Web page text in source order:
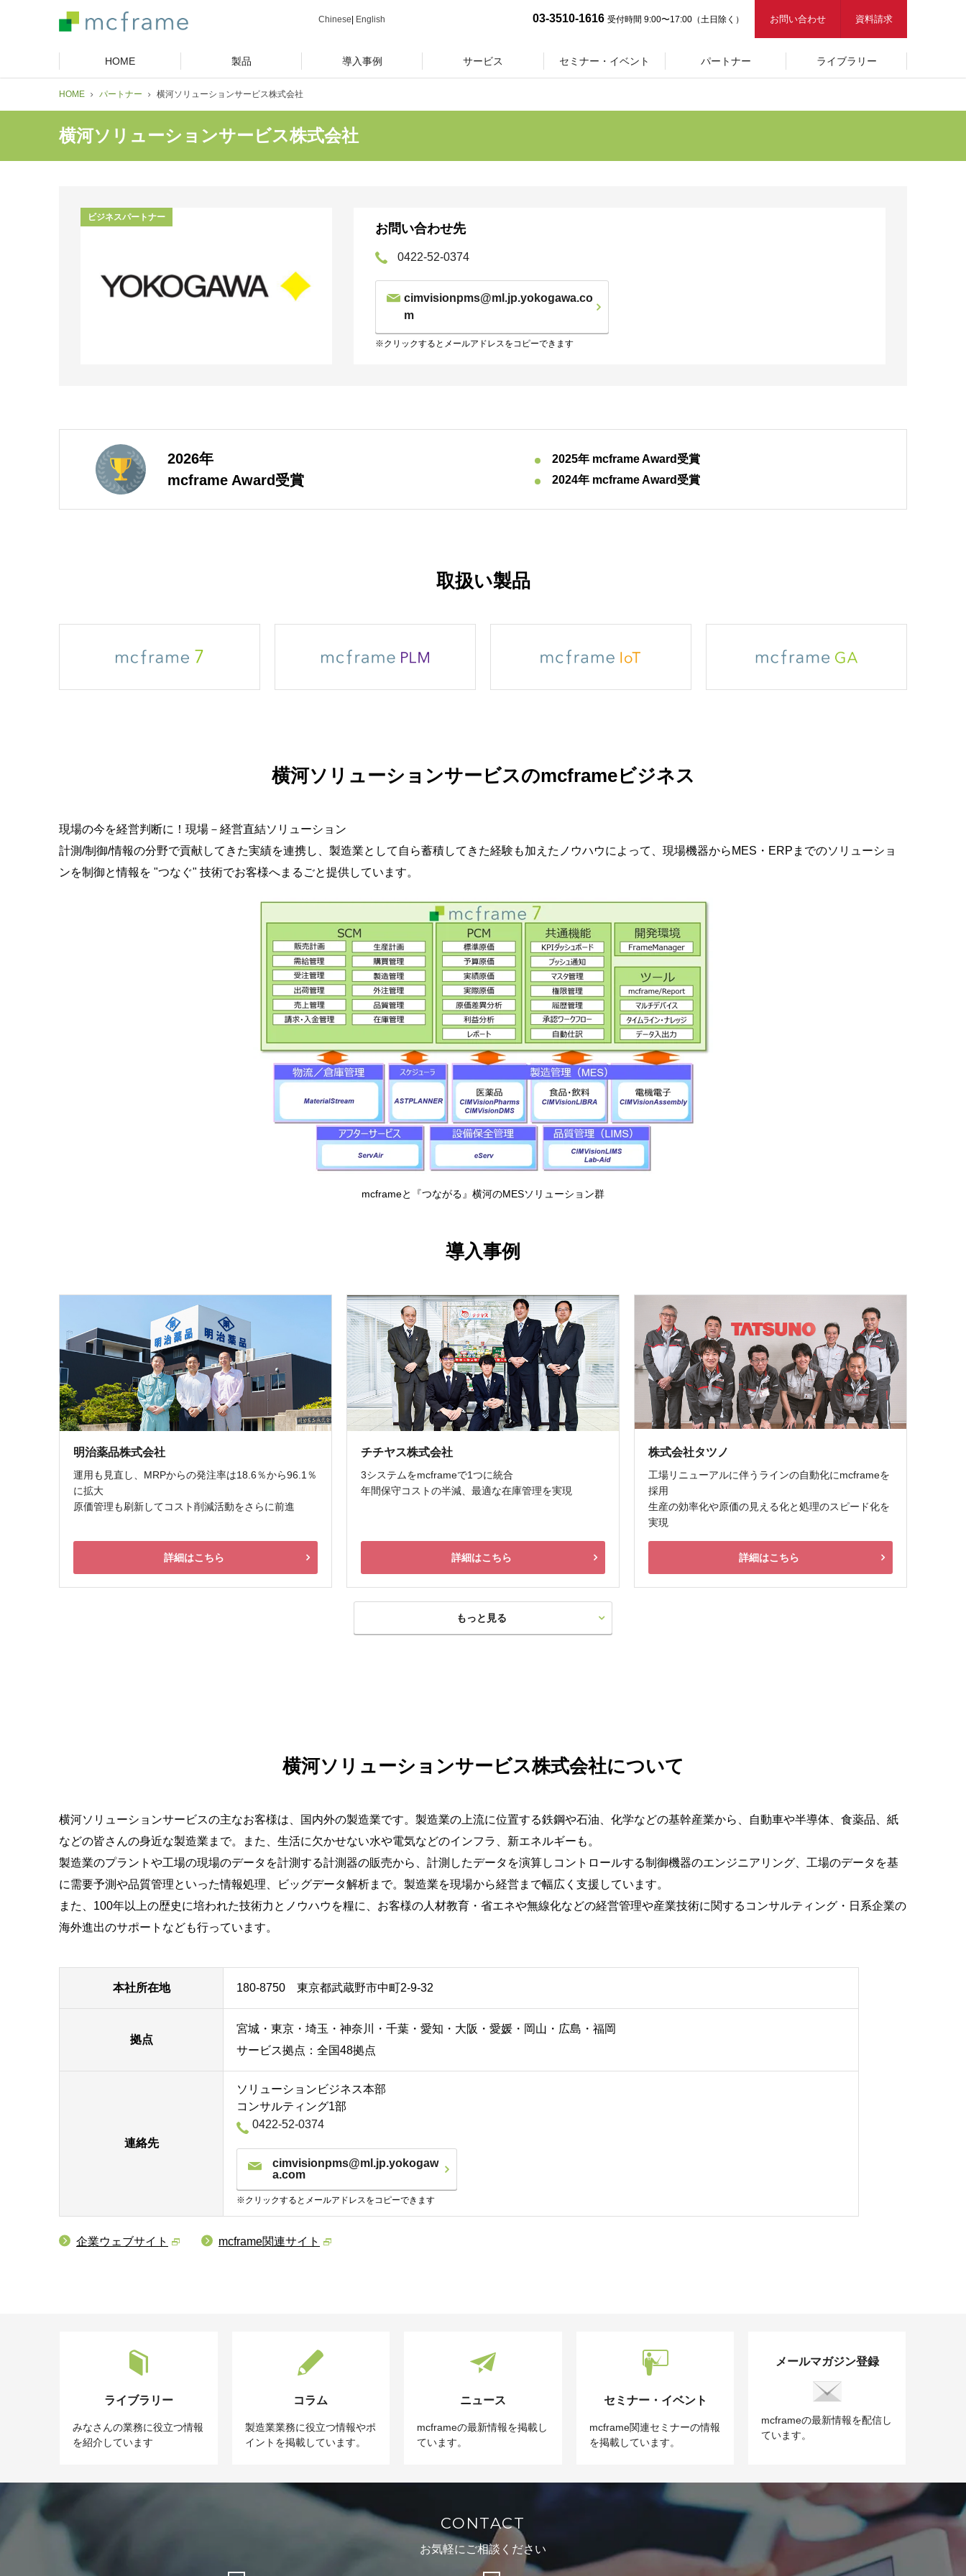
Chinese English 03-3510-1616 受付時間 9:00〜17:00（土日除く） お問い合わせ 資料請求
HOME 製品 導入事例 サービス セミナー・イベント パートナー ライブラリー
HOME パートナー 横河ソリューションサービス株式会社
横河ソリューションサービス株式会社
ビジネスパートナー
お問い合わせ先
0422-52-0374
cimvisionpms@ml.jp.yokogawa.co
m
※クリックするとメールアドレスをコピーできます
2026年
mcframe Award受賞
2025年 mcframe Award受賞
2024年 mcframe Award受賞
取扱い製品
横河ソリューションサービスのmcframeビジネス
現場の今を経営判断に！現場－経営直結ソリューション
計測/制御/情報の分野で貢献してきた実績を連携し、製造業として自ら蓄積してきた経験も加えたノウハウによって、現場機器からMES・ERPまでのソリューショ
ンを制御と情報を "つなぐ" 技術でお客様へまるごと提供しています。
mcframeと『つながる』横河のMESソリューション群
導入事例
明治薬品株式会社
運用も見直し、MRPからの発注率は18.6％から96.1％
に拡大
原価管理も刷新してコスト削減活動をさらに前進
詳細はこちら
チチヤス株式会社
3システムをmcframeで1つに統合
年間保守コストの半減、最適な在庫管理を実現
詳細はこちら
株式会社タツノ
工場リニューアルに伴うラインの自動化にmcframeを
採用
生産の効率化や原価の見える化と処理のスピード化を
実現
詳細はこちら
もっと見る
横河ソリューションサービス株式会社について
横河ソリューションサービスの主なお客様は、国内外の製造業です。製造業の上流に位置する鉄鋼や石油、化学などの基幹産業から、自動車や半導体、食薬品、紙
などの皆さんの身近な製造業まで。また、生活に欠かせない水や電気などのインフラ、新エネルギーも。
製造業のプラントや工場の現場のデータを計測する計測器の販売から、計測したデータを演算しコントロールする制御機器のエンジニアリング、工場のデータを基
に需要予測や品質管理といった情報処理、ビッグデータ解析まで。製造業を現場から経営まで幅広く支援しています。
また、100年以上の歴史に培われた技術力とノウハウを糧に、お客様の人材教育・省エネや無線化などの経営管理や産業技術に関するコンサルティング・日系企業の
海外進出のサポートなども行っています。
本社所在地 180-8750 東京都武蔵野市中町2-9-32
拠点
宮城・東京・埼玉・神奈川・千葉・愛知・大阪・愛媛・岡山・広島・福岡
サービス拠点：全国48拠点
連絡先
ソリューションビジネス本部
コンサルティング1部
0422-52-0374
cimvisionpms@ml.jp.yokogaw
a.com
※クリックするとメールアドレスをコピーできます
企業ウェブサイト mcframe関連サイト
ライブラリー
みなさんの業務に役立つ情報
を紹介しています
コラム
製造業業務に役立つ情報やポ
イントを掲載しています。
ニュース
mcframeの最新情報を掲載し
ています。
セミナー・イベント
mcframe関連セミナーの情報
を掲載しています。
メールマガジン登録
mcframeの最新情報を配信し
ています。
CONTACT
お気軽にご相談ください